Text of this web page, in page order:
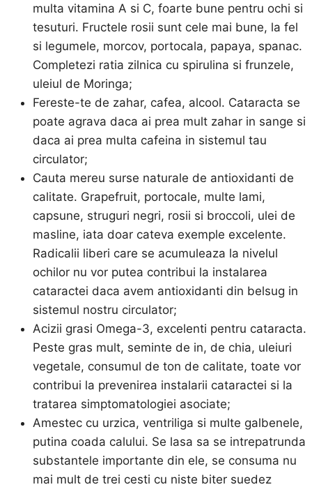
multa vitamina A si C, foarte bune pentru ochi si
tesuturi. Fructele rosii sunt cele mai bune, la fel
si legumele, morcov, portocala, papaya, spanac.
Completezi ratia zilnica cu spirulina si frunzele,
uleiul de Moringa;
Fereste-te de zahar, cafea, alcool. Cataracta se
poate agrava daca ai prea mult zahar in sange si
daca ai prea multa cafeina in sistemul tau
circulator;
Cauta mereu surse naturale de antioxidanti de
calitate. Grapefruit, portocale, multe lami,
capsune, struguri negri, rosii si broccoli, ulei de
masline, iata doar cateva exemple excelente.
Radicalii liberi care se acumuleaza la nivelul
ochilor nu vor putea contribui la instalarea
cataractei daca avem antioxidanti din belsug in
sistemul nostru circulator;
Acizii grasi Omega-3, excelenti pentru cataracta.
Peste gras mult, seminte de in, de chia, uleiuri
vegetale, consumul de ton de calitate, toate vor
contribui la prevenirea instalarii cataractei si la
tratarea simptomatologiei asociate;
Amestec cu urzica, ventriliga si multe galbenele,
putina coada calului. Se lasa sa se intrepatrunda
substantele importante din ele, se consuma nu
mai mult de trei cesti cu niste biter suedez